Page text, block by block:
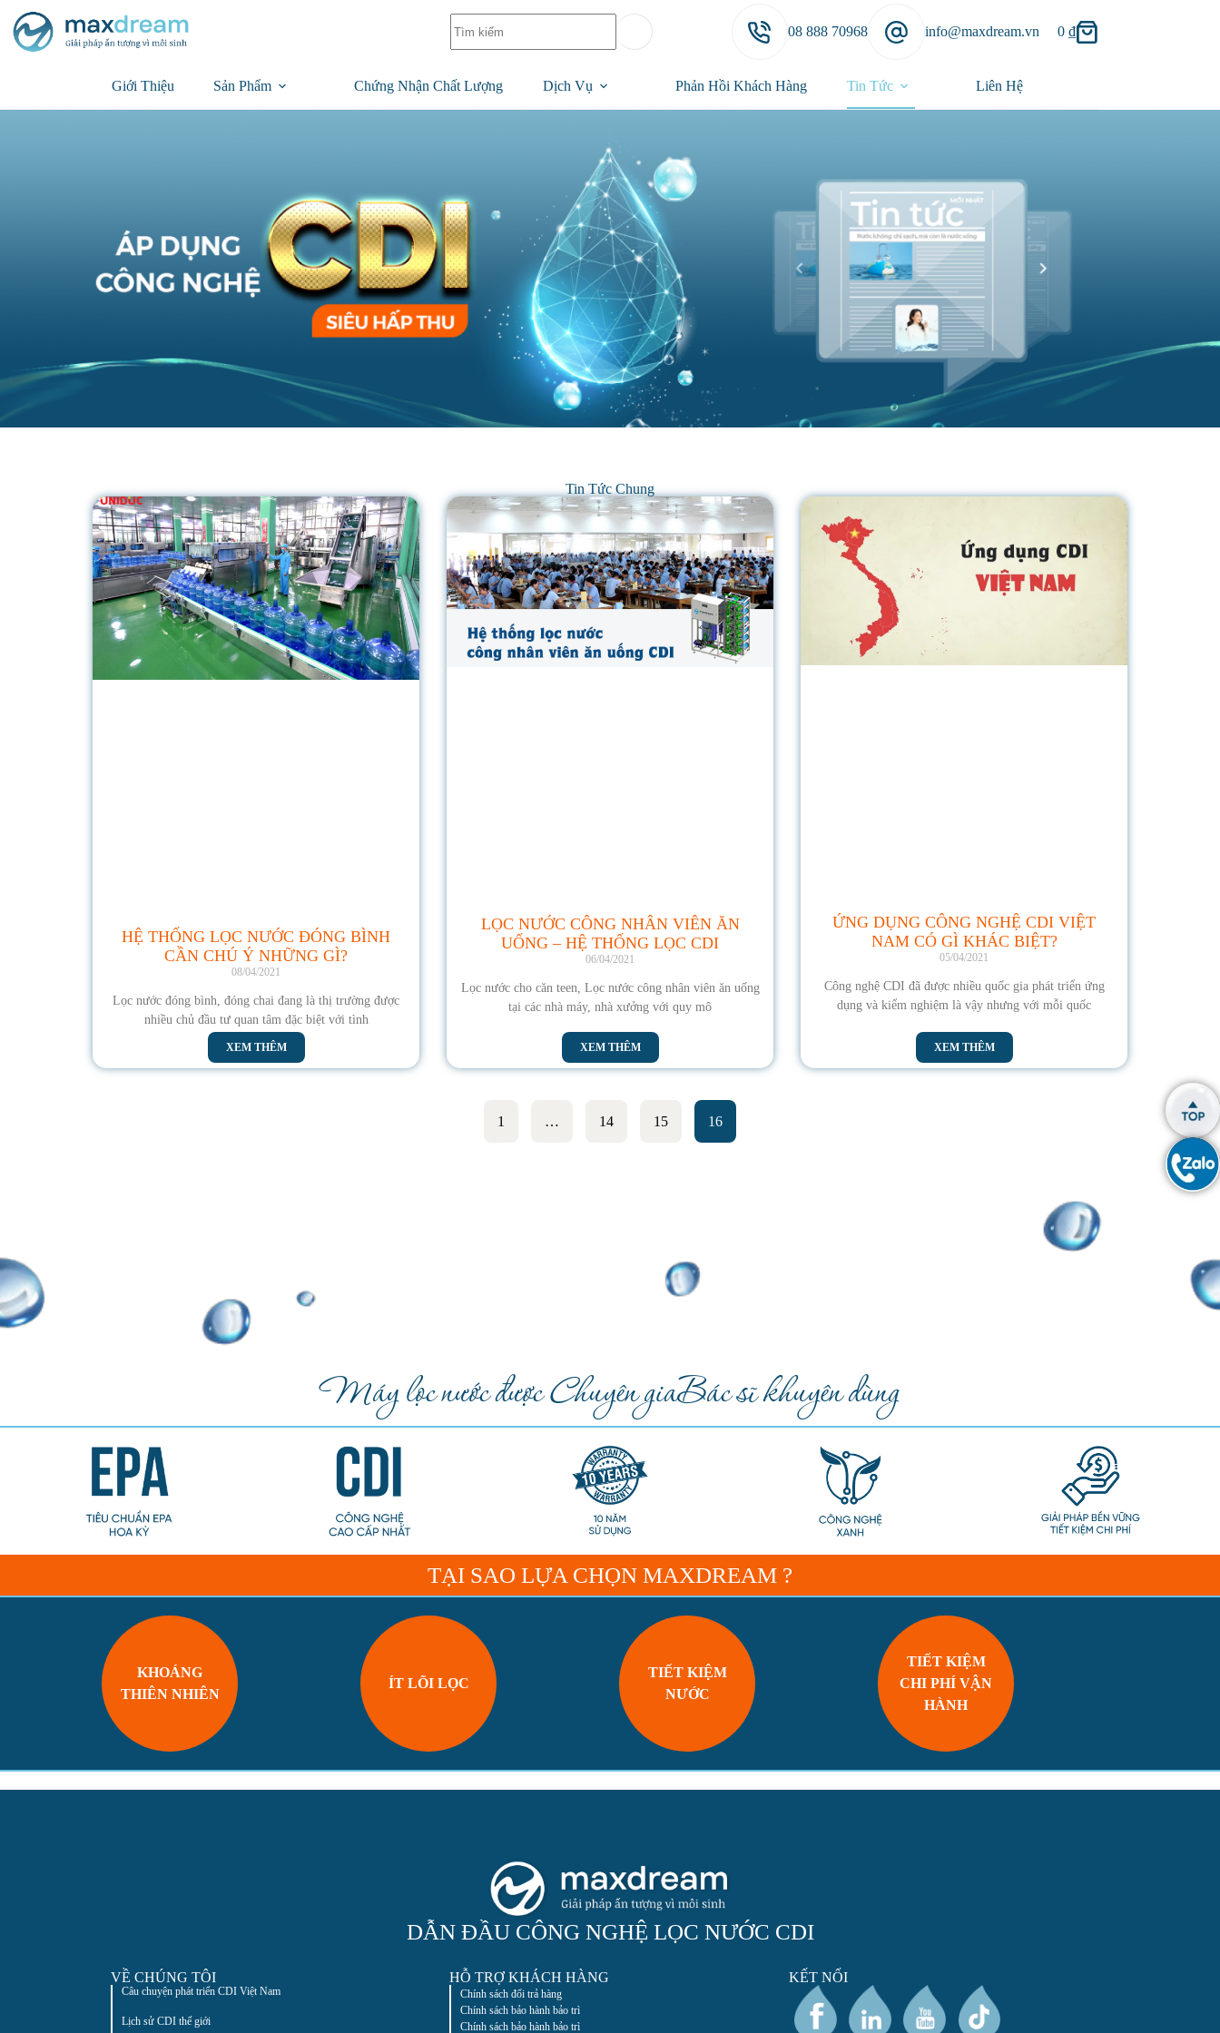
08 888 70968 info@maxdream.vn 0 ₫
Giới Thiệu Sản Phẩm Chứng Nhận Chất Lượng Dịch Vụ Phản Hồi Khách Hàng Tin Tức Liên Hệ
Tin Tức Chung
HỆ THỐNG LỌC NƯỚC ĐÓNG BÌNH
CẦN CHÚ Ý NHỮNG GÌ?
08/04/2021
Lọc nước đóng bình, đóng chai đang là thị trường được
nhiều chủ đầu tư quan tâm đặc biệt với tình
XEM THÊM
LỌC NƯỚC CÔNG NHÂN VIÊN ĂN
UỐNG – HỆ THỐNG LỌC CDI
06/04/2021
Lọc nước cho căn teen, Lọc nước công nhân viên ăn uống
tại các nhà máy, nhà xưởng với quy mô
XEM THÊM
ỨNG DỤNG CÔNG NGHỆ CDI VIỆT
NAM CÓ GÌ KHÁC BIỆT?
05/04/2021
Công nghệ CDI đã được nhiều quốc gia phát triển ứng
dụng và kiểm nghiệm là vậy nhưng với mỗi quốc
XEM THÊM
1 … 14 15 16
Máy lọc nước được Chuyên giaBác sĩ khuyên dùng
TẠI SAO LỰA CHỌN MAXDREAM ?
KHOÁNG
THIÊN NHIÊN
ÍT LÕI LỌC
TIẾT KIỆM
NƯỚC
TIẾT KIỆM
CHI PHÍ VẬN
HÀNH
DẪN ĐẦU CÔNG NGHỆ LỌC NƯỚC CDI
VỀ CHÚNG TÔI
Câu chuyện phát triển CDI Việt Nam
Lịch sử CDI thế giới
HỖ TRỢ KHÁCH HÀNG
Chính sách đổi trả hàng
Chính sách bảo hành bảo trì
Chính sách bảo hành bảo trì
KẾT NỐI